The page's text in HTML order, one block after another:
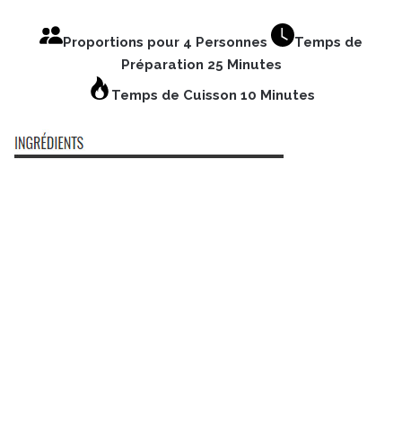
Proportions pour 4 Personnes
Temps de
Préparation 25 Minutes
Temps de Cuisson 10 Minutes